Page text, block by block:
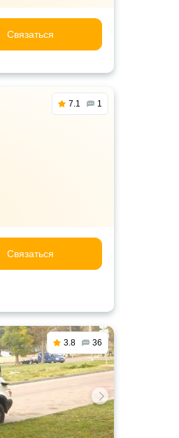
Связаться
7.1 1
Связаться
3.8 36